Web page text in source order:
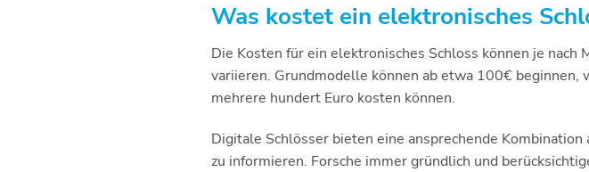
Was kostet ein elektronisches
Die Kosten für ein elektronisches Schloss können je
variieren. Grundmodelle können ab etwa 100€
mehrere hundert Euro kosten können.
Digitale Schlösser bieten eine ansprechende
zu informieren. Forsche immer gründlich und